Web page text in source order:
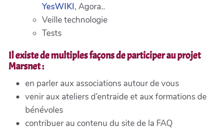
YesWIKI, Agora..
Veille technologie
Tests
Il existe de multiples façons de participer au projet
Marsnet :
en parler aux associations autour de vous
venir aux ateliers d’entraide et aux formations de
bénévoles
contribuer au contenu du site de la FAQ